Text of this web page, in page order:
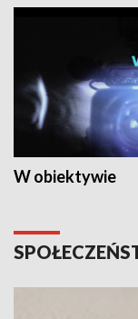
W obiektywie